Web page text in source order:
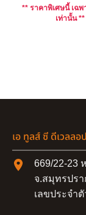
** ราคาพิเศษนี้ เฉพ
เท่านั้น **
เอ ทูลส์ ซี ดีเวลลอ
669/22-23
จ.สมุทรปรา
เลขประจำ